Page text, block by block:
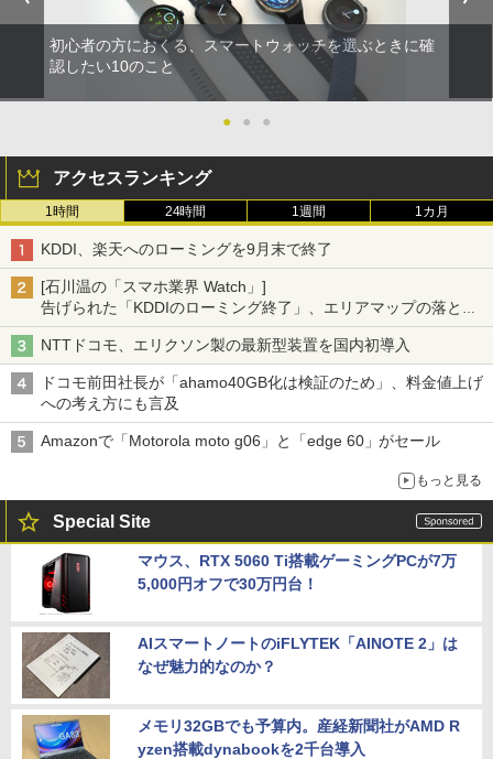
初心者の方におくる、スマートウォッチを選ぶときに確
認したい10のこと
● ● ●
アクセスランキング
1時間 24時間 1週間 1カ月
KDDI、楽天へのローミングを9月末で終了
[石川温の「スマホ業界 Watch」]
告げられた「KDDIのローミング終了」、エリアマップの落とし
穴と楽天モバイルの課題
NTTドコモ、エリクソン製の最新型装置を国内初導入
ドコモ前田社長が「ahamo40GB化は検証のため」、料金値上げ
への考え方にも言及
Amazonで「Motorola moto g06」と「edge 60」がセール
もっと見る
Special Site
マウス、RTX 5060 Ti搭載ゲーミングPCが7万
5,000円オフで30万円台！
AIスマートノートのiFLYTEK「AINOTE 2」は
なぜ魅力的なのか？
メモリ32GBでも予算内。産経新聞社がAMD R
yzen搭載dynabookを2千台導入